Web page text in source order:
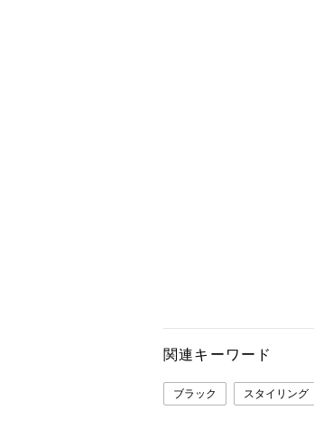
関連キーワード
ブラック スタイリング